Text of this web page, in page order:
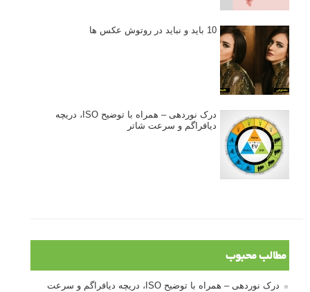
10 باید و نباید در روتوش عکس ها
درک نوردهی – همراه با توضیح ISO، دریچه
دیافراگم و سرعت شاتر
مطالب محبوب
درک نوردهی – همراه با توضیح ISO، دریچه دیافراگم و سرعت